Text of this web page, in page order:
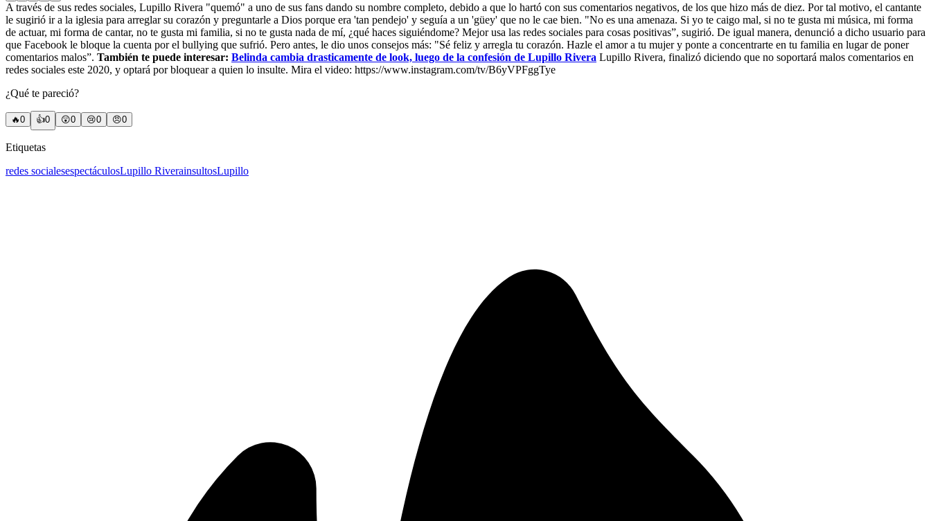
A través de sus redes sociales, Lupillo Rivera "quemó" a uno de sus fans dando su nombre completo, debido a que lo hartó con sus comentarios negativos, de los que hizo más de diez. Por tal motivo, el cantante
le sugirió ir a la iglesia para arreglar su corazón y preguntarle a Dios porque era 'tan pendejo' y seguía a un 'güey' que no le cae bien. "No es una amenaza. Si yo te caigo mal, si no te gusta mi música, mi forma
de actuar, mi forma de cantar, no te gusta mi familia, si no te gusta nada de mí, ¿qué haces siguiéndome? Mejor usa las redes sociales para cosas positivas”, sugirió. De igual manera, denunció a dicho usuario para
que Facebook le bloque la cuenta por el bullying que sufrió. Pero antes, le dio unos consejos más: "Sé feliz y arregla tu corazón. Hazle el amor a tu mujer y ponte a concentrarte en tu familia en lugar de poner
comentarios malos”. También te puede interesar: Belinda cambia drasticamente de look, luego de la confesión de Lupillo Rivera Lupillo Rivera, finalizó diciendo que no soportará malos comentarios en
redes sociales este 2020, y optará por bloquear a quien lo insulte. Mira el video: https://www.instagram.com/tv/B6yVPFggTye
¿Qué te pareció?
🔥0 👍0 😲0 😢0 😠0
Etiquetas
redes socialesespectáculosLupillo RiverainsultosLupillo